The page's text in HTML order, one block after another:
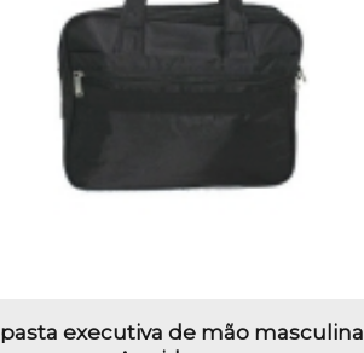
pasta executiva de mão masculina